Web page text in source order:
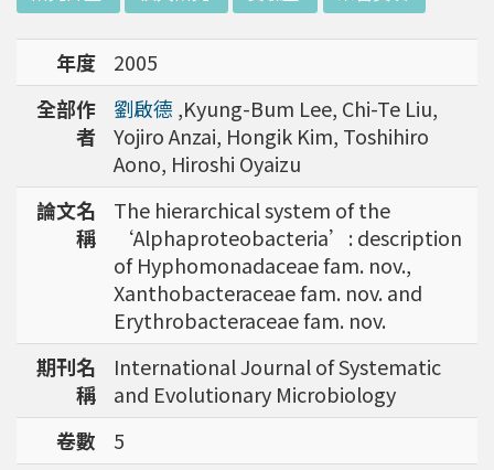
不同影響。在美國國家衛生研究院從事博士後研
究時，開始了以微陣列技術探討致癌物質，如重
金屬以及輻射線等對腫瘤細胞的影響，同時有效
率分析以及整合生物晶片所產出之大數據。蔡老
師於1996年回到台灣大學任教後，繼續以生物
晶片搭配生物資訊等為工具，開發專一性生物指
標，應用於精準農業以及偵測癌細胞轉移或復發
等在精準醫療上的應用。同時，蔡老師運用次世
代定序瞭解台灣乳癌病患中基因體中的變異以及
演化，試圖瞭解癌症復發機制。同時透過次世代
定序解出台灣帝雉全基因體資訊。這樣的訊息是
只能從基因組分析而無法從生態調查得知，在在
強調瞭解台灣特有物種基因資訊的重要性。
年度
2005
全部作
者
劉啟德 ,Kyung-Bum Lee, Chi-Te Liu,
Yojiro Anzai, Hongik Kim, Toshihiro
Aono, Hiroshi Oyaizu
論文名
稱
The hierarchical system of the
‘Alphaproteobacteria’: description
of Hyphomonadaceae fam. nov.,
Xanthobacteraceae fam. nov. and
Erythrobacteraceae fam. nov.
期刊名
稱
International Journal of Systematic
and Evolutionary Microbiology
卷數
5